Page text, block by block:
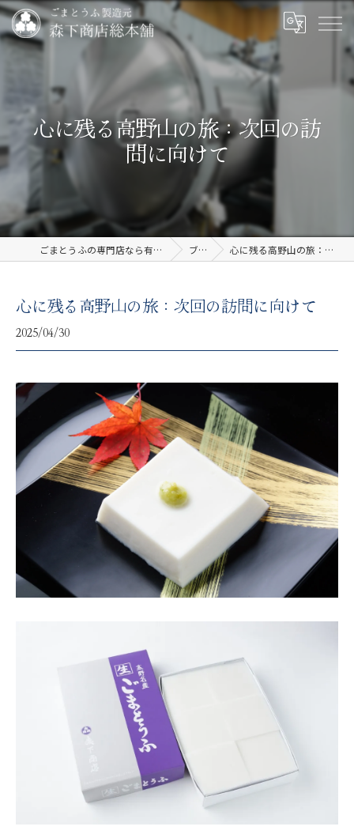
心に残る高野山の旅：次回の訪
問に向けて
ごまとうふの専門店なら有限会社森下商店総本舗 ブログ 心に残る高野山の旅：次回の訪問に向けて
心に残る高野山の旅：次回の訪問に向けて
2025/04/30